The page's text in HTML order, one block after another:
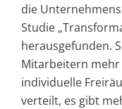
die
Studie
herausgefunden.
Mitarbeitern
individuelle
verteilt, es gibt